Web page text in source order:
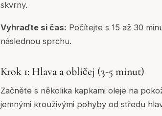
skvrny.
Vyhraďte si čas: Počítejte s 15 až 30
následnou sprchu.
Krok 1: Hlava a obličej (3-5 minut)
Začněte s několika kapkami oleje na
jemnými krouživými pohyby od středu